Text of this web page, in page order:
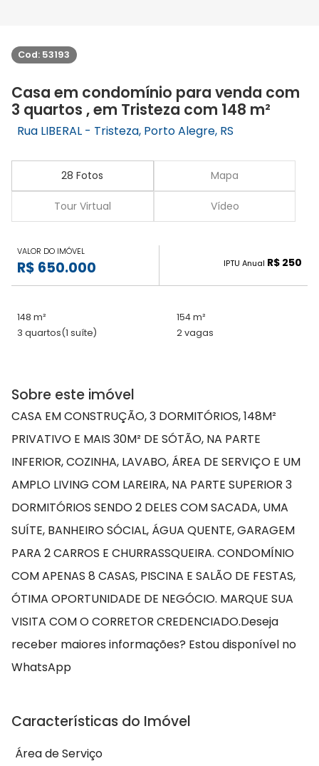
Cod: 53193
Casa em condomínio para venda com
3 quartos , em Tristeza com 148 m²
Rua LIBERAL - Tristeza, Porto Alegre, RS
28 Fotos Mapa
Tour Virtual Vídeo
VALOR DO IMÓVEL
R$ 650.000 IPTU Anual R$ 250
148 m²
154 m²
3 quartos(1 suíte) 2 vagas
Sobre este imóvel
CASA EM CONSTRUÇÃO, 3 DORMITÓRIOS, 148M²
PRIVATIVO E MAIS 30M² DE SÓTÃO, NA PARTE
INFERIOR, COZINHA, LAVABO, ÁREA DE SERVIÇO E UM
AMPLO LIVING COM LAREIRA, NA PARTE SUPERIOR 3
DORMITÓRIOS SENDO 2 DELES COM SACADA, UMA
SUÍTE, BANHEIRO SÓCIAL, ÁGUA QUENTE, GARAGEM
PARA 2 CARROS E CHURRASSQUEIRA. CONDOMÍNIO
COM APENAS 8 CASAS, PISCINA E SALÃO DE FESTAS,
ÓTIMA OPORTUNIDADE DE NEGÓCIO. MARQUE SUA
VISITA COM O CORRETOR CREDENCIADO.Deseja
receber maiores informações? Estou disponível no
WhatsApp
Características do Imóvel
Área de Serviço